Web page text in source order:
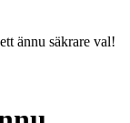
ännu säkrare val!